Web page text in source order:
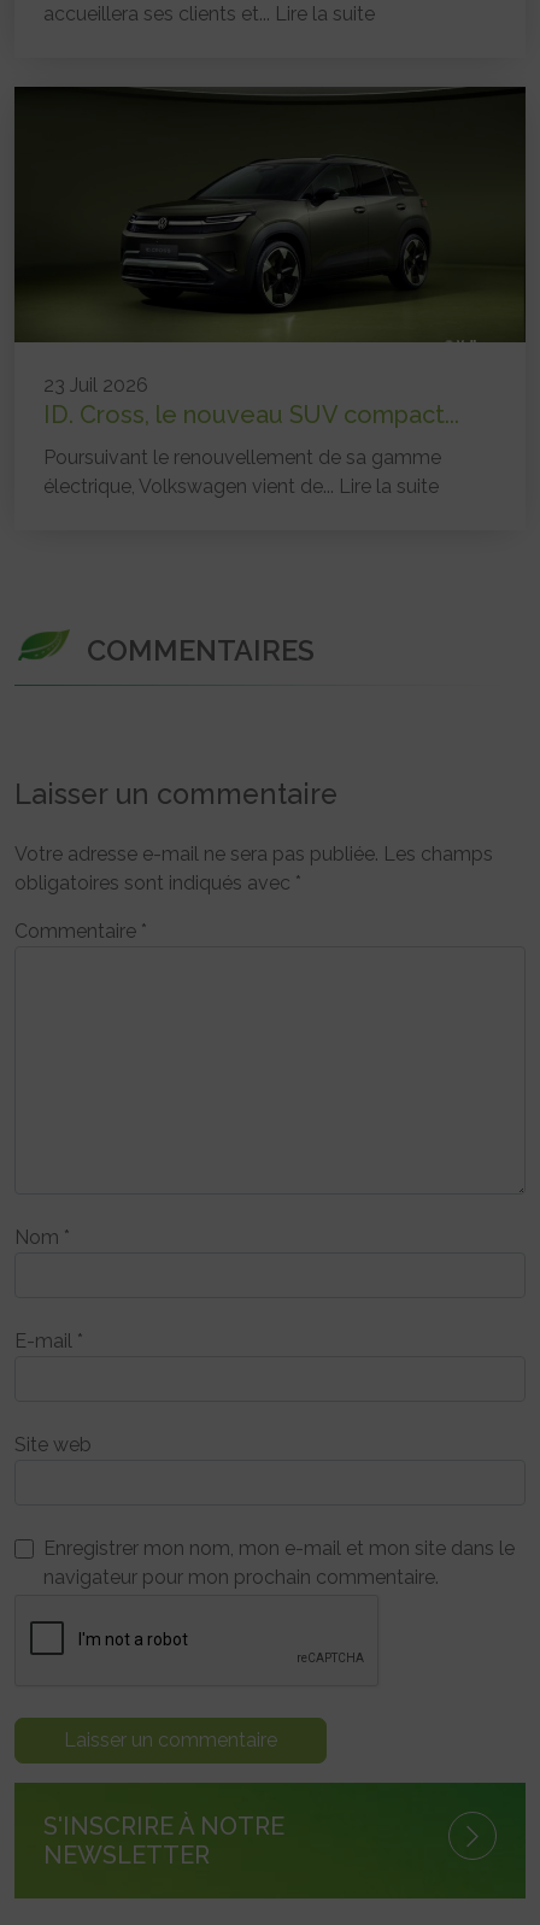
accueillera ses clients et... Lire la suite
23 Juil 2026
ID. Cross, le nouveau SUV compact...
Poursuivant le renouvellement de sa gamme
électrique, Volkswagen vient de... Lire la suite
COMMENTAIRES
Laisser un commentaire
Votre adresse e-mail ne sera pas publiée. Les champs
obligatoires sont indiqués avec *
Commentaire *
Nom *
E-mail *
Site web
Enregistrer mon nom, mon e-mail et mon site dans le
navigateur pour mon prochain commentaire.
S'INSCRIRE À NOTRE
NEWSLETTER